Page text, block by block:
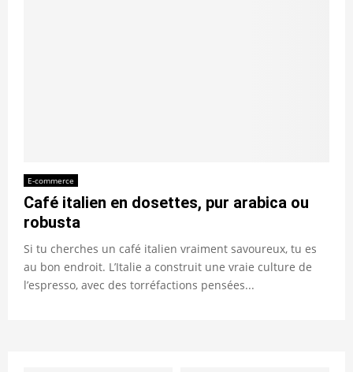
E-commerce
Café italien en dosettes, pur arabica ou
robusta
Si tu cherches un café italien vraiment savoureux, tu es
au bon endroit. L’Italie a construit une vraie culture de
l’espresso, avec des torréfactions pensées...